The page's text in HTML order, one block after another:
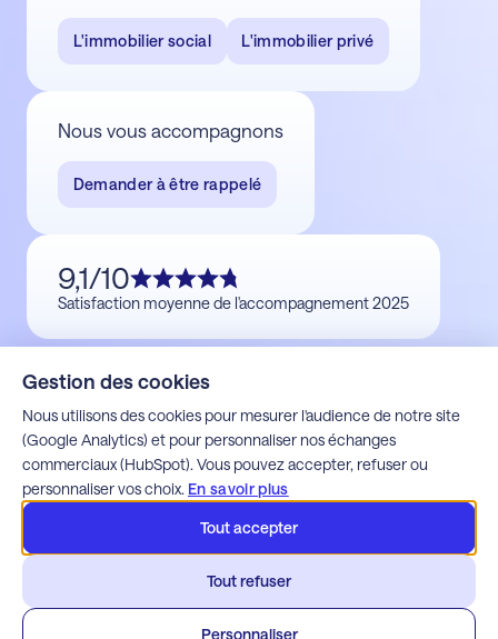
L'immobilier social L'immobilier privé
Nous vous accompagnons
Demander à être rappelé
9,1/10
Satisfaction moyenne de l'accompagnement 2025
Mentions légales
Politique de confidentialité
Espace client Alfons
Gestion des cookies
Nous utilisons des cookies pour mesurer l'audience de notre site
(Google Analytics) et pour personnaliser nos échanges
commerciaux (HubSpot). Vous pouvez accepter, refuser ou
personnaliser vos choix. En savoir plus
Tout accepter
Tout refuser
Personnaliser